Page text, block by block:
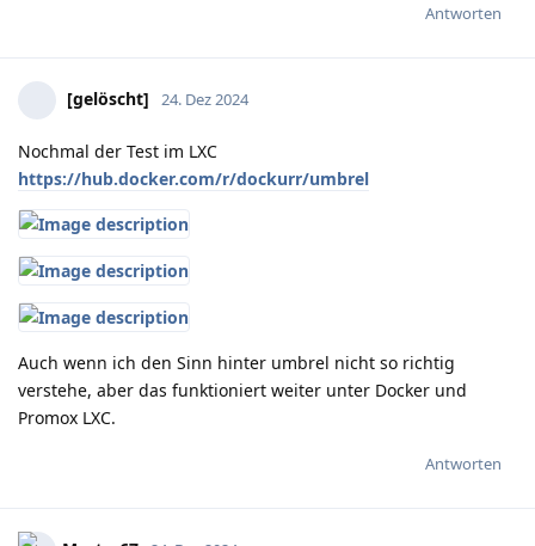
Antworten
[gelöscht] 24. Dez 2024
Nochmal der Test im LXC
https://hub.docker.com/r/dockurr/umbrel
Auch wenn ich den Sinn hinter umbrel nicht so richtig
verstehe, aber das funktioniert weiter unter Docker und
Promox LXC.
Antworten